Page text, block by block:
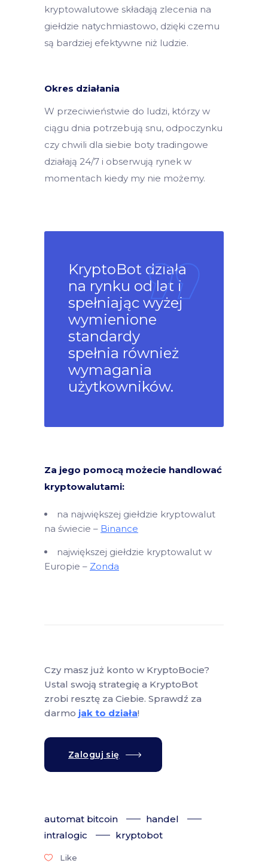
kryptowalutowe składają zlecenia na
giełdzie natychmiastowo, dzięki czemu
są bardziej efektywne niż ludzie.
Okres działania
W przeciwieństwie do ludzi, którzy w
ciągu dnia potrzebują snu, odpoczynku
czy chwili dla siebie boty tradingowe
działają 24/7 i obserwują rynek w
momentach kiedy my nie możemy.
KryptoBot działa
na rynku od lat i
spełniając wyżej
wymienione
standardy
spełnia również
wymagania
użytkowników.
Za jego pomocą możecie handlować
kryptowalutami:
na największej giełdzie kryptowalut
na świecie – Binance
największej giełdzie kryptowalut w
Europie – Zonda
Czy masz już konto w KryptoBocie?
Ustal swoją strategię a KryptoBot
zrobi resztę za Ciebie. Sprawdź za
darmo jak to działa!
Zaloguj się
automat bitcoin
handel
intralogic
kryptobot
Like